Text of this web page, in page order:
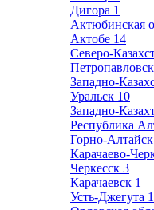
Дигора 1
Актюбинская
Актобе 14
Северо-
Петропавловск
Западно-
Уральск 10
Западно-
Республика
Горно-Алтайск
Карачаево-
Черкесск 3
Карачаевск 1
Усть-Джегута 1